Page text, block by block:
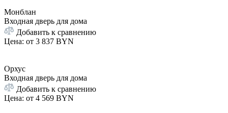
Монблан
Входная дверь для дома
Добавить к сравнению
Цена: от 3 837 BYN
Орхус
Входная дверь для дома
Добавить к сравнению
Цена: от 4 569 BYN